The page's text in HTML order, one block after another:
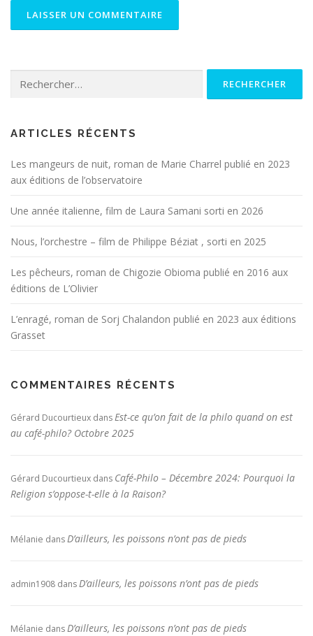
ARTICLES RÉCENTS
Les mangeurs de nuit, roman de Marie Charrel publié en 2023
aux éditions de l’observatoire
Une année italienne, film de Laura Samani sorti en 2026
Nous, l’orchestre – film de Philippe Béziat , sorti en 2025
Les pêcheurs, roman de Chigozie Obioma publié en 2016 aux
éditions de L’Olivier
L’enragé, roman de Sorj Chalandon publié en 2023 aux éditions
Grasset
COMMENTAIRES RÉCENTS
Gérard Ducourtieux dansEst-ce qu’on fait de la philo quand on est
au café-philo? Octobre 2025
Gérard Ducourtieux dans Café-Philo – Décembre 2024: Pourquoi la
Religion s’oppose-t-elle à la Raison?
Mélanie dansD’ailleurs, les poissons n’ont pas de pieds
admin1908 dansD’ailleurs, les poissons n’ont pas de pieds
Mélanie dansD’ailleurs, les poissons n’ont pas de pieds